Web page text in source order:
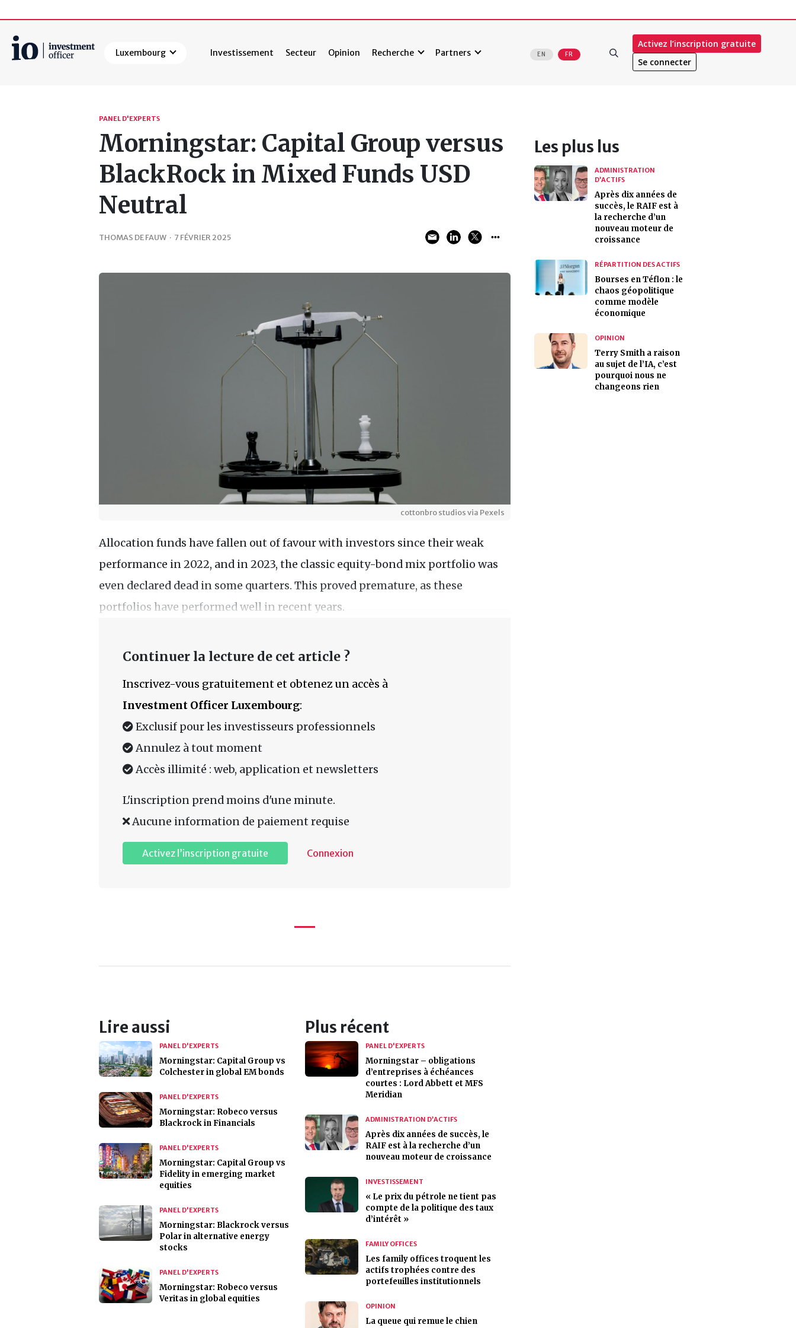
Luxembourg Investissement Secteur Opinion Recherche Partners EN FR
Activez l’inscription gratuite
Se connecter
PANEL D'EXPERTS
Morningstar: Capital Group versus
BlackRock in Mixed Funds USD
Neutral
THOMAS DE FAUW · 7 FÉVRIER 2025
cottonbro studios via Pexels
Allocation funds have fallen out of favour with investors since their weak
performance in 2022, and in 2023, the classic equity-bond mix portfolio was
even declared dead in some quarters. This proved premature, as these
portfolios have performed well in recent years.
Continuer la lecture de cet article ?
Inscrivez-vous gratuitement et obtenez un accès à
Investment Officer Luxembourg:
Exclusif pour les investisseurs professionnels
Annulez à tout moment
Accès illimité : web, application et newsletters
L'inscription prend moins d'une minute.
Aucune information de paiement requise
Activez l’inscription gratuite Connexion
Lire aussi
PANEL D'EXPERTS
Morningstar: Capital Group vs
Colchester in global EM bonds
PANEL D'EXPERTS
Morningstar: Robeco versus
Blackrock in Financials
PANEL D'EXPERTS
Morningstar: Capital Group vs
Fidelity in emerging market
equities
PANEL D'EXPERTS
Morningstar: Blackrock versus
Polar in alternative energy
stocks
PANEL D'EXPERTS
Morningstar: Robeco versus
Veritas in global equities
Plus récent
PANEL D'EXPERTS
Morningstar – obligations
d’entreprises à échéances
courtes : Lord Abbett et MFS
Meridian
ADMINISTRATION D’ACTIFS
Après dix années de succès, le
RAIF est à la recherche d’un
nouveau moteur de croissance
INVESTISSEMENT
« Le prix du pétrole ne tient pas
compte de la politique des taux
d’intérêt »
FAMILY OFFICES
Les family offices troquent les
actifs trophées contre des
portefeuilles institutionnels
OPINION
La queue qui remue le chien
Les plus lus
ADMINISTRATION
D’ACTIFS
Après dix années de
succès, le RAIF est à
la recherche d’un
nouveau moteur de
croissance
RÉPARTITION DES ACTIFS
Bourses en Téflon : le
chaos géopolitique
comme modèle
économique
OPINION
Terry Smith a raison
au sujet de l’IA, c’est
pourquoi nous ne
changeons rien